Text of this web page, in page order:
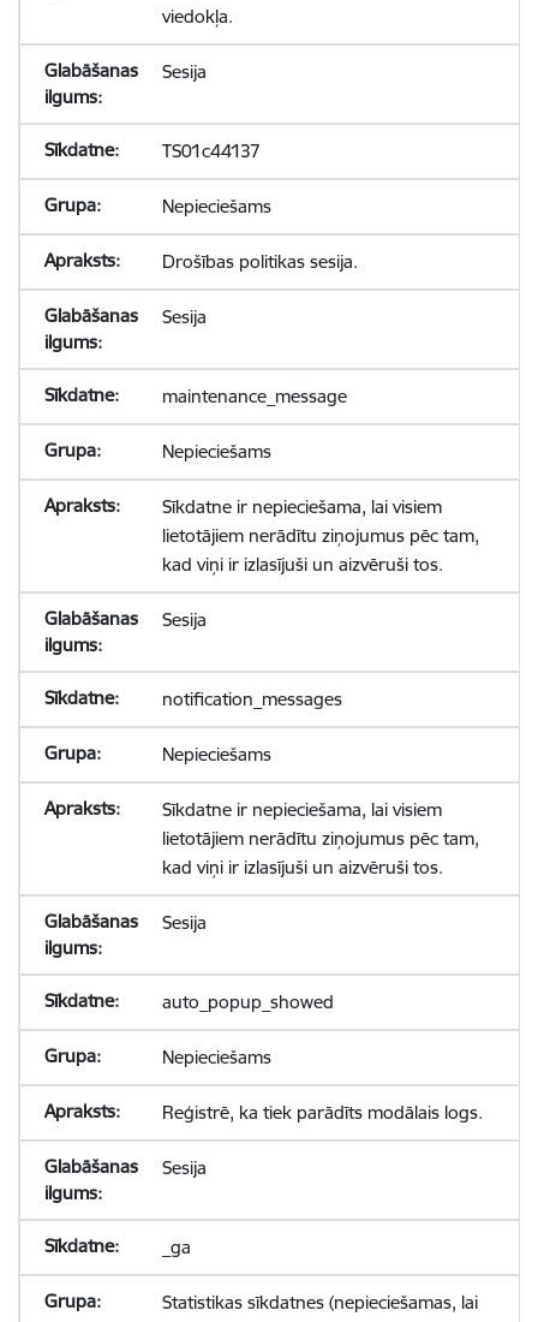
viedokļa.
Sesija
TS01c44137
Nepieciešams
Drošības politikas sesija.
Sesija
maintenance_message
Nepieciešams
Sīkdatne ir nepieciešama, lai visiem
lietotājiem nerādītu ziņojumus pēc tam,
kad viņi ir izlasījuši un aizvēruši tos.
Sesija
notification_messages
Nepieciešams
Sīkdatne ir nepieciešama, lai visiem
lietotājiem nerādītu ziņojumus pēc tam,
kad viņi ir izlasījuši un aizvēruši tos.
Sesija
auto_popup_showed
Nepieciešams
Reģistrē, ka tiek parādīts modālais logs.
Sesija
_ga
Statistikas sīkdatnes (nepieciešamas, lai